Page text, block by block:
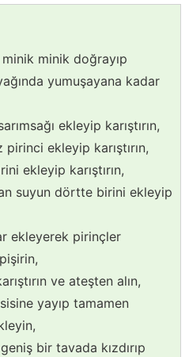
minik doğrayıp
yumuşayana kadar
ekleyip karıştırın,
pirinci ekleyip karıştırın,
ekleyip karıştırın,
suyun dörtte birini ekleyip
ekleyerek pirinçler
ve ateşten alın,
yayıp tamamen
bir tavada kızdırıp